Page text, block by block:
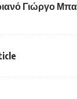
Γιώργο